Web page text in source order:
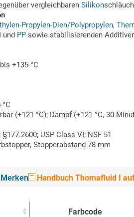
vergleichbarenSilikon
Propylen-Dien/Polypropylen,
und PP sowie stabilisierenden
+135 °C
°C
(+121 °C); Dampf (+121 °C, 30
§177.2600; USP Class VI; NSF 51
Stopperabstand 78 mm
Merken Handbuch Thomafluid I
Farbcode